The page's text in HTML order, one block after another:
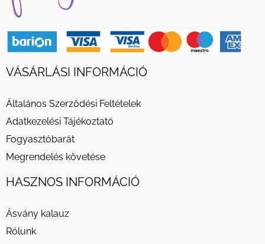
VÁSÁRLÁSI INFORMÁCIÓ
Általános Szerződési Feltételek
Adatkezelési Tájékoztató
Fogyasztóbarát
Megrendelés követése
HASZNOS INFORMÁCIÓ
Ásvány kalauz
Rólunk